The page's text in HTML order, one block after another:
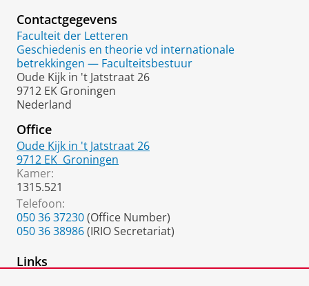
Contactgegevens
Faculteit der Letteren
Geschiedenis en theorie vd internationale
betrekkingen — Faculteitsbestuur
Oude Kijk in 't Jatstraat 26
9712 EK Groningen
Nederland
Office
Oude Kijk in 't Jatstraat 26
9712 EK Groningen
Kamer:
1315.521
Telefoon:
050 36 37230(Office Number)
050 36 38986(IRIO Secretariat)
Links